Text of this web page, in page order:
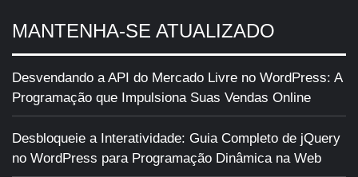
MANTENHA-SE ATUALIZADO
Desvendando a API do Mercado Livre no WordPress: A
Programação que Impulsiona Suas Vendas Online
Desbloqueie a Interatividade: Guia Completo de jQuery
no WordPress para Programação Dinâmica na Web